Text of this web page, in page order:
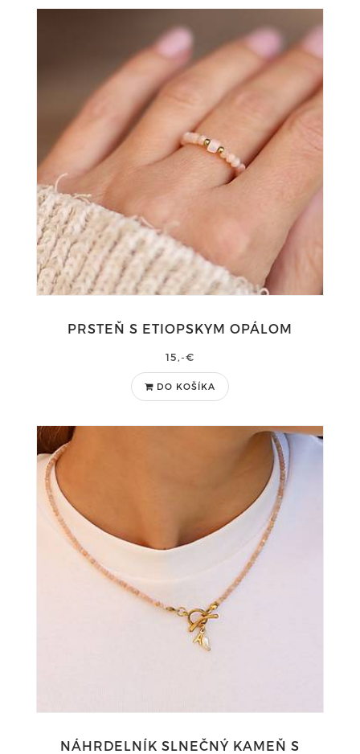
PRSTEŇ S ETIOPSKYM OPÁLOM
15,-€
DO KOŠÍKA
NÁHRDELNÍK SLNEČNÝ KAMEŇ S